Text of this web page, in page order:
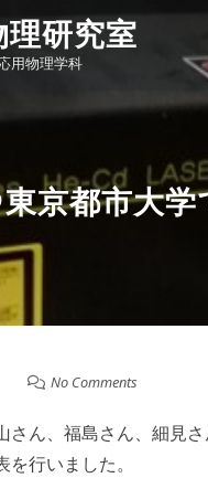
研究室
用物理学科
京都市大
No Comments
ん、福島さん、細見
行いました。